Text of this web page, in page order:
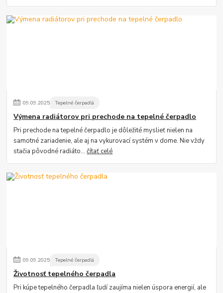
09.09.2025 Tepelné čerpadlá
Výmena radiátorov pri prechode na tepelné čerpadlo
Pri prechode na tepelné čerpadlo je dôležité myslieť nielen na
samotné zariadenie, ale aj na vykurovací systém v dome. Nie vždy
stačia pôvodné radiáto...čítať celé
09.09.2025 Tepelné čerpadlá
Životnosť tepelného čerpadla
Pri kúpe tepelného čerpadla ľudí zaujíma nielen úspora energií, ale